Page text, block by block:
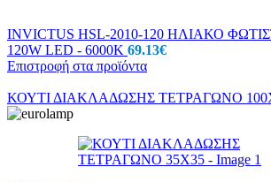
INVICTUS HSL-2010-120 ΗΛΙΑΚΟ
120W LED - 6000K 69.13€
Επιστροφή στα προϊόντα
ΚΟΥΤΙ ΔΙΑΚΛΑΔΩΣΗΣ ΤΕΤΡΑΓΩΝΟ